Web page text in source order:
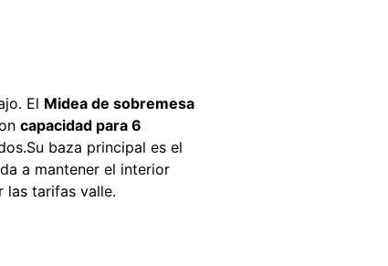
El Midea de sobremesa
capacidad para 6
baza principal es el
a mantener el interior
las tarifas valle.